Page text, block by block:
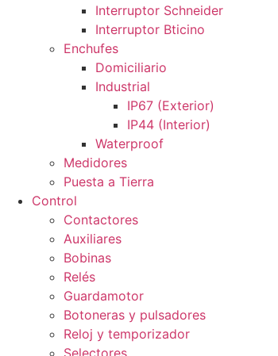
Interruptor Schneider
Interruptor Bticino
Enchufes
Domiciliario
Industrial
IP67 (Exterior)
IP44 (Interior)
Waterproof
Medidores
Puesta a Tierra
Control
Contactores
Auxiliares
Bobinas
Relés
Guardamotor
Botoneras y pulsadores
Reloj y temporizador
Selectores